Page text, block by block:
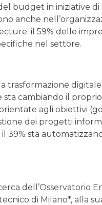
budget in iniziative
anche
il 59% delle
nel settore.
trasformazione
cambiando il
agli obiettivi
dei progetti
39% sta
dell’Osservatorio
di Milano*, alla